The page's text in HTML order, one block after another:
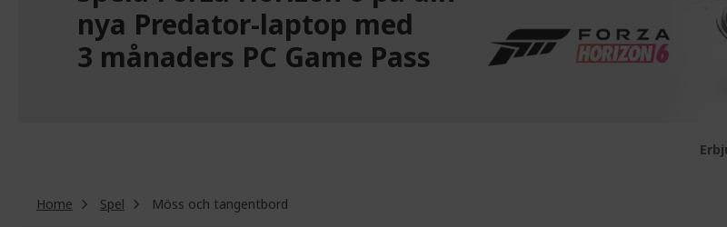
nya Predator-laptop med
3 månaders PC Game Pass
Home Spel Möss och tangentbord